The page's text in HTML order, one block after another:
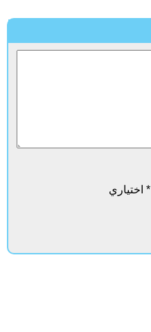
* اختياري